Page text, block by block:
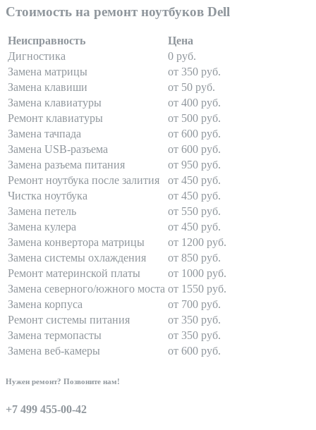
Стоимость на ремонт ноутбуков Dell
Неисправность
Цена
Дигностика
0 руб.
Замена матрицы
от 350 руб.
Замена клавиши
от 50 руб.
Замена клавиатуры
от 400 руб.
Ремонт клавиатуры
от 500 руб.
Замена тачпада
от 600 руб.
Замена USB-разъема
от 600 руб.
Замена разъема питания
от 950 руб.
Ремонт ноутбука после залития
от 450 руб.
Чистка ноутбука
от 450 руб.
Замена петель
от 550 руб.
Замена кулера
от 450 руб.
Замена конвертора матрицы
от 1200 руб.
Замена системы охлаждения
от 850 руб.
Ремонт материнской платы
от 1000 руб.
Замена северного/южного моста от 1550 руб.
Замена корпуса
от 700 руб.
Ремонт системы питания
от 350 руб.
Замена термопасты
от 350 руб.
Замена веб-камеры
от 600 руб.
Нужен ремонт? Позвоните нам!
+7 499 455-00-42